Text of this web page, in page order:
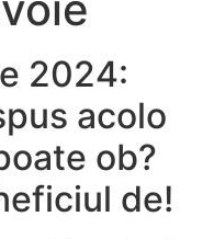
2024:
acolo
ob?
de!